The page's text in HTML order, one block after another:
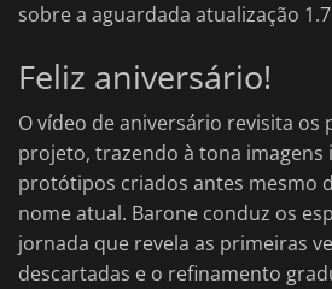
sobre a aguardada atualização
Feliz aniversário!
O vídeo de aniversário revisita os
projeto, trazendo à tona imagens
protótipos criados antes mesmo
nome atual. Barone conduz os
jornada que revela as primeiras
descartadas e o refinamento